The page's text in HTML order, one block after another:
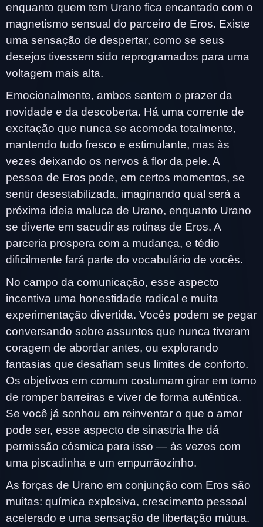
enquanto quem tem Urano fica encantado com o
magnetismo sensual do parceiro de Eros. Existe
uma sensação de despertar, como se seus
desejos tivessem sido reprogramados para uma
voltagem mais alta.
Emocionalmente, ambos sentem o prazer da
novidade e da descoberta. Há uma corrente de
excitação que nunca se acomoda totalmente,
mantendo tudo fresco e estimulante, mas às
vezes deixando os nervos à flor da pele. A
pessoa de Eros pode, em certos momentos, se
sentir desestabilizada, imaginando qual será a
próxima ideia maluca de Urano, enquanto Urano
se diverte em sacudir as rotinas de Eros. A
parceria prospera com a mudança, e tédio
dificilmente fará parte do vocabulário de vocês.
No campo da comunicação, esse aspecto
incentiva uma honestidade radical e muita
experimentação divertida. Vocês podem se pegar
conversando sobre assuntos que nunca tiveram
coragem de abordar antes, ou explorando
fantasias que desafiam seus limites de conforto.
Os objetivos em comum costumam girar em torno
de romper barreiras e viver de forma autêntica.
Se você já sonhou em reinventar o que o amor
pode ser, esse aspecto de sinastria lhe dá
permissão cósmica para isso — às vezes com
uma piscadinha e um empurrãozinho.
As forças de Urano em conjunção com Eros são
muitas: química explosiva, crescimento pessoal
acelerado e uma sensação de libertação mútua.